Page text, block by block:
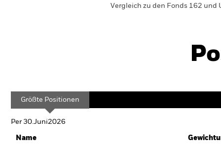
Vergleich zu den Fonds 162 und
Größte Positionen
Per 30.Juni2026
Name